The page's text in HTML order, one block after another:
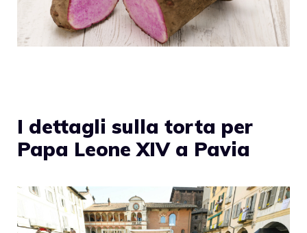
I dettagli sulla torta per
Papa Leone XIV a Pavia